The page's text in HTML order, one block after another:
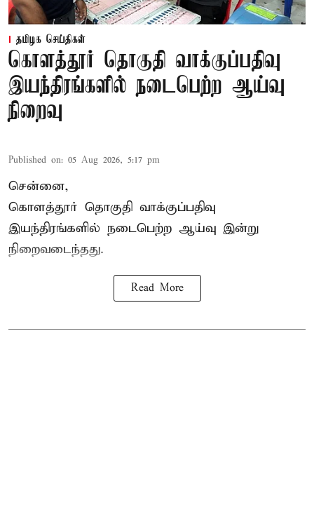
தமிழக செய்திகள்
கொளத்தூர் தொகுதி வாக்குப்பதிவு
இயந்திரங்களில் நடைபெற்ற ஆய்வு
நிறைவு
Published on: 05 Aug 2026, 5:17 pm
சென்னை,
கொளத்தூர் தொகுதி வாக்குப்பதிவு
இயந்திரங்களில் நடைபெற்ற ஆய்வு இன்று
நிறைவடைந்தது.
Read More